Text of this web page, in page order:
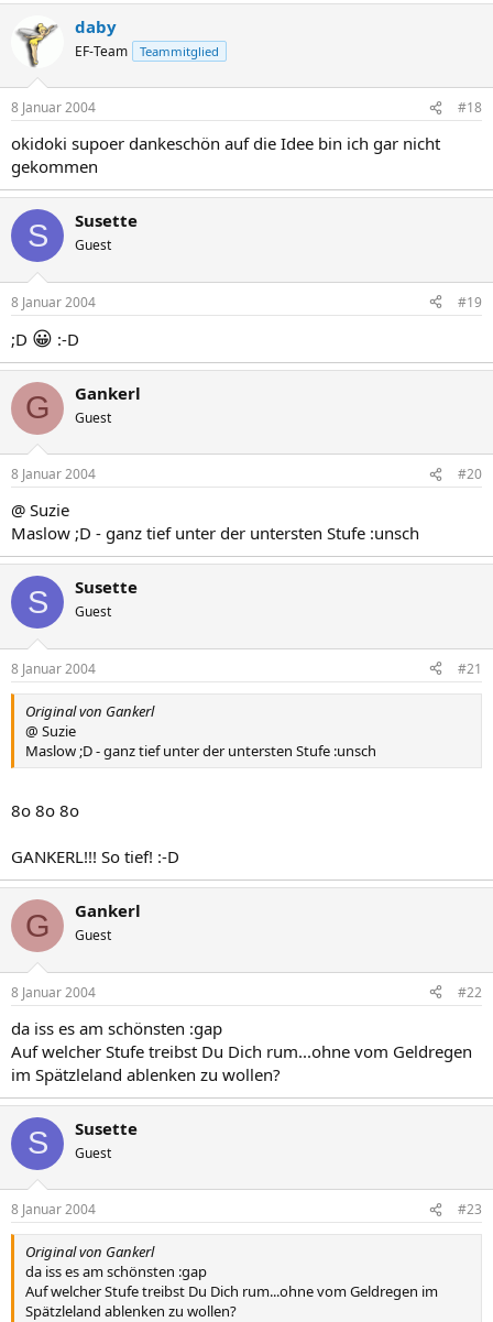
daby
EF-Team Teammitglied
8 Januar 2004 #18
okidoki supoer dankeschön auf die Idee bin ich gar nicht
gekommen
S Susette
Guest
8 Januar 2004 #19
;D 😀 :-D
G Gankerl
Guest
8 Januar 2004 #20
@ Suzie
Maslow ;D - ganz tief unter der untersten Stufe :unsch
S Susette
Guest
8 Januar 2004 #21
Original von Gankerl
@ Suzie
Maslow ;D - ganz tief unter der untersten Stufe :unsch
8o 8o 8o
GANKERL!!! So tief! :-D
G Gankerl
Guest
8 Januar 2004 #22
da iss es am schönsten :gap
Auf welcher Stufe treibst Du Dich rum...ohne vom Geldregen
im Spätzleland ablenken zu wollen?
S Susette
Guest
8 Januar 2004 #23
Original von Gankerl
da iss es am schönsten :gap
Auf welcher Stufe treibst Du Dich rum...ohne vom Geldregen im
Spätzleland ablenken zu wollen?